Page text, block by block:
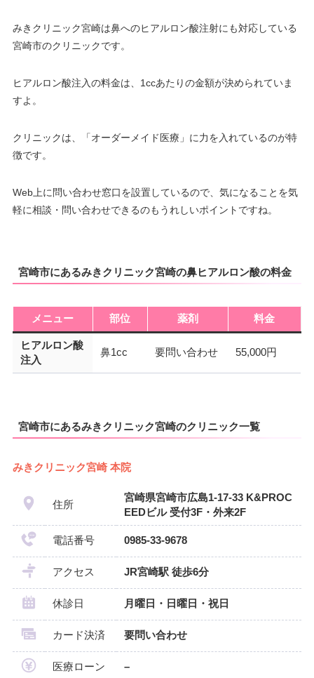
みきクリニック宮崎は鼻へのヒアルロン酸注射にも対応している
宮崎市のクリニックです。
ヒアルロン酸注入の料金は、1ccあたりの金額が決められていま
すよ。
クリニックは、「オーダーメイド医療」に力を入れているのが特
徴です。
Web上に問い合わせ窓口を設置しているので、気になることを気
軽に相談・問い合わせできるのもうれしいポイントですね。
宮崎市にあるみきクリニック宮崎の鼻ヒアルロン酸の料金
メニュー 部位 薬剤 料金
ヒアルロン酸
注入
鼻1cc 要問い合わせ 55,000円
宮崎市にあるみきクリニック宮崎のクリニック一覧
みきクリニック宮崎 本院
住所
宮崎県宮崎市広島1-17-33 K&PROC
EEDビル 受付3F・外来2F
電話番号 0985-33-9678
アクセス JR宮崎駅 徒歩6分
休診日 月曜日・日曜日・祝日
カード決済 要問い合わせ
医療ローン –